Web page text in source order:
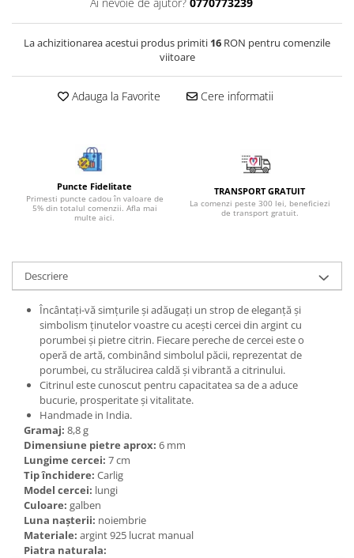
Bijuterii opal
Bijuterii rodocrozit
Bijuterii rubin
Bijuterii safir
Bijuterii smarald
Bijuterii sodalit
Bijuterii spinel
Bijuterii tanzanit
Bijuterii topaz
Bijuterii turcoaz
Bijuterii turmaline
Bijuterii morganit
La achizitionarea acestui produs primiti 16 RON pentru comenzile
viitoare
Adauga la Favorite Cere informatii
Puncte Fidelitate
Primesti puncte cadou în valoare de
5% din totalul comenzii. Afla mai
multe aici.
TRANSPORT GRATUIT
La comenzi peste 300 lei, beneficiezi
de transport gratuit.
Descriere
Încântați-vă simțurile și adăugați un strop de eleganță și
simbolism ținutelor voastre cu acești cercei din argint cu
porumbei și pietre citrin. Fiecare pereche de cercei este o
operă de artă, combinând simbolul păcii, reprezentat de
porumbei, cu strălucirea caldă și vibrantă a citrinului.
Citrinul este cunoscut pentru capacitatea sa de a aduce
bucurie, prosperitate și vitalitate.
Handmade in India.
Gramaj: 8,8 g
Dimensiune pietre aprox: 6 mm
Lungime cercei: 7 cm
Tip închidere: Carlig
Model cercei: lungi
Culoare: galben
Luna nașterii: noiembrie
Materiale: argint 925 lucrat manual
Piatra naturala: